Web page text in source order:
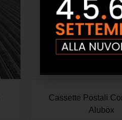
Cassette Postali
Alubox